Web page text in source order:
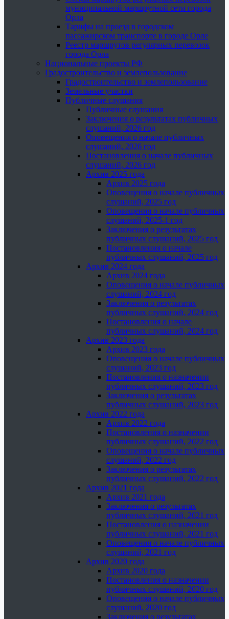
муниципальной маршрутной сети города
Орла
Тарифы на проезд в городском
пассажирском транспорте в городе Орле
Реестр маршрутов регулярных перевозок
города Орла
Национальные проекты РФ
Градостроительство и землепользование
Градостроительство и землепользование
Земельные участки
Публичные слушания
Публичные слушания
Заключения о результатах публичных
слушаний, 2026 год
Оповещения о начале публичных
слушаний, 2026 год
Постановления о начале публичных
слушаний, 2026 год
Архив 2025 года
Архив 2025 года
Оповещения о начале публичных
слушаний, 2025 год
Оповещения о начале публичных
слушаний, 2025-1 год
Заключения о результатах
публичных слушаний, 2025 год
Постановления о начале
публичных слушаний, 2025 год
Архив 2024 года
Архив 2024 года
Оповещения о начале публичных
слушаний, 2024 год
Заключения о результатах
публичных слушаний, 2024 год
Постановления о начале
публичных слушаний, 2024 год
Архив 2023 года
Архив 2023 года
Оповещения о начале публичных
слушаний, 2023 год
Постановления о назначении
публичных слушаний, 2023 год
Заключения о результатах
публичных слушаний, 2023 год
Архив 2022 года
Архив 2022 года
Постановления о назначении
публичных слушаний, 2022 год
Оповещения о начале публичных
слушаний, 2022 год
Заключения о результатах
публичных слушаний, 2022 год
Архив 2021 года
Архив 2021 года
Заключения о результатах
публичных слушаний, 2021 год
Постановления о назначении
публичных слушаний, 2021 год
Оповещения о начале публичных
слушаний, 2021 год
Архив 2020 года
Архив 2020 года
Постановления о назначении
публичных слушаний, 2020 год
Оповещения о начале публичных
слушаний, 2020 год
Заключения о результатах